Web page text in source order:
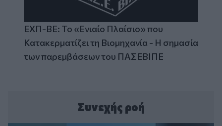
ΕΧΠ-ΒΕ: Το «Ενιαίο Πλαίσιο» που
Κατακερματίζει τη Βιομηχανία - Η σημασία
των παρεμβάσεων του ΠΑΣΕΒΙΠΕ
Συνεχής ροή